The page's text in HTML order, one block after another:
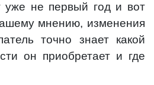
уже не первый год и вот
мнению, изменения
точно знает какой
он приобретает и где